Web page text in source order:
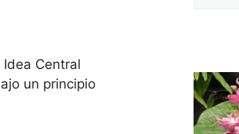
Central
un principio